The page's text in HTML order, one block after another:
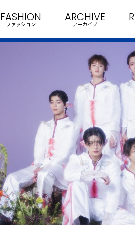
FASHION
ファッション
ARCHIVE
アーカイブ